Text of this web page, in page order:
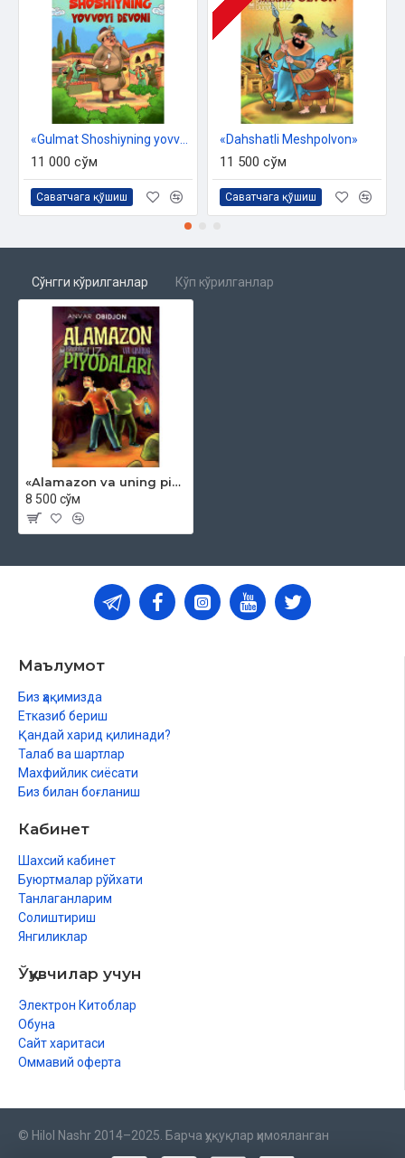
11 000 сўм
Саватчага қўшиш
«Dahshatli Meshpolvon»
11 500 сўм
Саватчага қўшиш
Сўнгги кўрилганлар Кўп кўрилганлар
«Alamazon va uning piyodalari»
8 500 сўм
Маълумот
Биз ҳақимизда
Етказиб бериш
Қандай харид қилинади?
Талаб ва шартлар
Махфийлик сиёсати
Биз билан боғланиш
Кабинет
Шахсий кабинет
Буюртмалар рўйхати
Танлаганларим
Солиштириш
Янгиликлар
Ўқувчилар учун
Электрон Китоблар
Обуна
Сайт харитаси
Оммавий оферта
© Hilol Nashr 2014–2025. Барча ҳуқуқлар ҳимояланган